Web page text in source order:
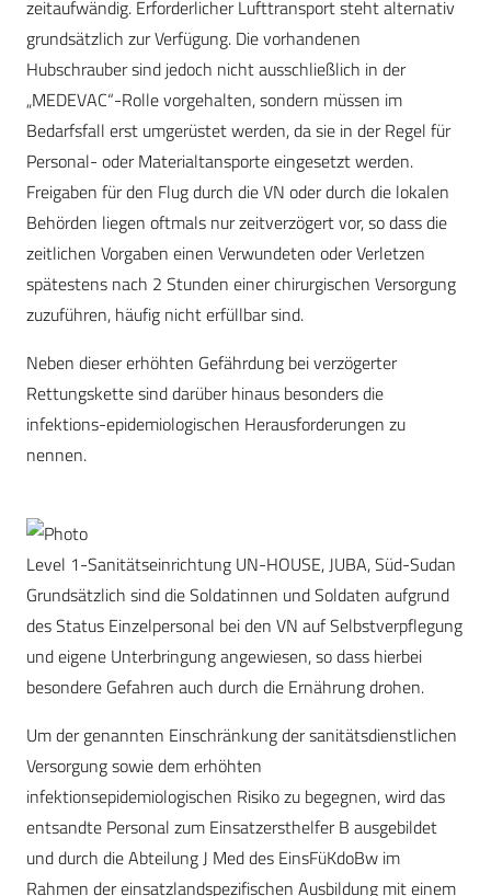
zeitaufwändig. Erforderlicher Lufttransport steht alternativ
grundsätzlich zur Verfügung. Die vorhandenen
Hubschrauber sind jedoch nicht ausschließlich in der
„MEDEVAC“-Rolle vorgehalten, sondern müssen im
Bedarfsfall erst umgerüstet werden, da sie in der Regel für
Personal- oder Materialtansporte eingesetzt werden.
Freigaben für den Flug durch die VN oder durch die lokalen
Behörden liegen oftmals nur zeitverzögert vor, so dass die
zeitlichen Vorgaben einen Verwundeten oder Verletzen
spätestens nach 2 Stunden einer chirurgischen Versorgung
zuzuführen, häufig nicht erfüllbar sind.
Neben dieser erhöhten Gefährdung bei verzögerter
Rettungskette sind darüber hinaus besonders die
infektions-epidemiologischen Herausforderungen zu
nennen.
Level 1-Sanitätseinrichtung UN-HOUSE, JUBA, Süd-Sudan
Grundsätzlich sind die Soldatinnen und Soldaten aufgrund
des Status Einzelpersonal bei den VN auf Selbstverpflegung
und eigene Unterbringung angewiesen, so dass hierbei
besondere Gefahren auch durch die Ernährung drohen.
Um der genannten Einschränkung der sanitätsdienstlichen
Versorgung sowie dem erhöhten
infektionsepidemiologischen Risiko zu begegnen, wird das
entsandte Personal zum Einsatzersthelfer B ausgebildet
und durch die Abteilung J Med des EinsFüKdoBw im
Rahmen der einsatzlandspezifischen Ausbildung mit einem